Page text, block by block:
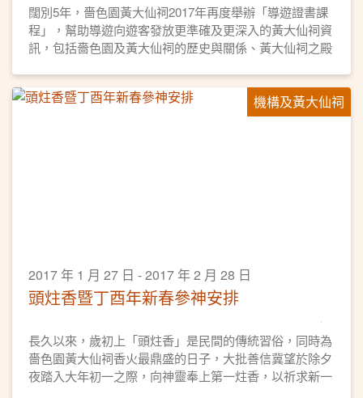
闊別5年，嗇色園黃大仙祠2017年再度舉辦「導遊證書課
程」，幫助導遊向遊客發放更準確及更深入的黃大仙祠資
訊，包括嗇色園及黃大仙祠的歷史與關係、黃大仙祠之殿
等，內容精彩又豐富。黃大仙祠乃香港歷史悠久的廟宇，
不論是新手或資深導遊從業員，萬勿錯過這場難得的深度
機構及黃大仙祠
2017 年 1 月 27 日 - 2017 年 2 月 28 日
頭炷香暨丁酉年新春參神安排
長久以來，歲初上「頭炷香」是民間的傳統習俗，同時為
嗇色園黃大仙祠香火最鼎盛的日子，大批善信冀望於除夕
夜踏入大年初一之際，向神靈奉上第一炷香，以祈求新一